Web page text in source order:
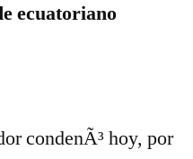
ecuatoriano
condenÃ³ hoy, por